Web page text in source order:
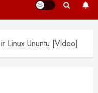
Linux Ununtu [Video]